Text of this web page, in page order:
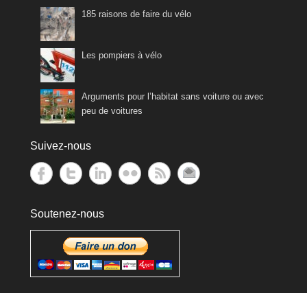
185 raisons de faire du vélo
Les pompiers à vélo
Arguments pour l’habitat sans voiture ou avec
peu de voitures
Suivez-nous
Soutenez-nous